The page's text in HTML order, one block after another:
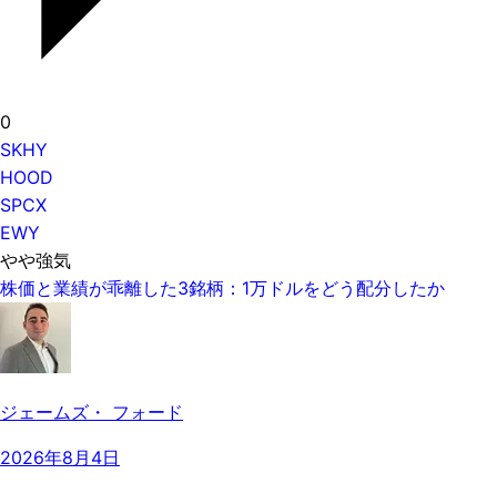
0
SKHY
HOOD
SPCX
EWY
やや強気
株価と業績が乖離した3銘柄：1万ドルをどう配分したか
ジェームズ・ フォード
2026年8月4日